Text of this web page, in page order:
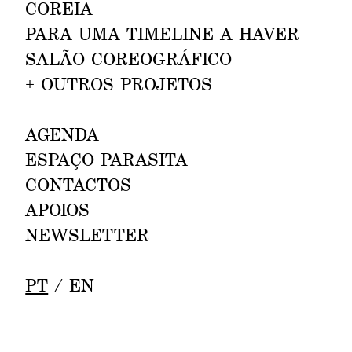
COREIA
PARA UMA TIMELINE A HAVER
SALÃO COREOGRÁFICO
+ OUTROS PROJETOS
AGENDA
ESPAÇO PARASITA
CONTACTOS
APOIOS
NEWSLETTER
PT /EN
CORPO INTEIRO
COM LUÍS GUERRA.
FORUM DANÇA, ESPAÇO DA
20—23.10
AULA
JOÃO DOS SANTOS MARTINS,